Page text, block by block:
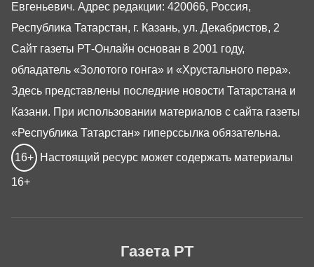
Газета РТ
Евгеньевич. Адрес редакции: 420066, Россия,
Республика Татарстан, г. Казань, ул. Декабристов, 2
Сайт газеты РТ-Онлайн основан в 2001 году,
обладатель «Золотого гонга» и «Хрустального пера».
Здесь представлены последние новости Татарстана и
Казани. При использовании материалов с сайта газеты
«Республика Татарстан» гиперссылка обязательна.
16+ Настоящий ресурс может содержать материалы
16+